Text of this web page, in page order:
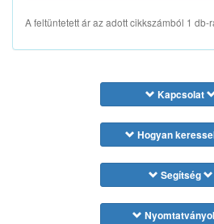
A feltüntetett ár az adott cikkszámból 1 db-
Kapcsolat
Hogyan
Segítség